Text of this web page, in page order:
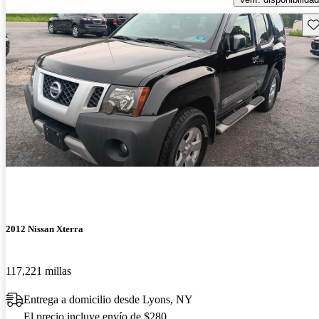
2012 Nissan Xterra
117,221 millas
Entrega a domicilio desde Lyons, NY